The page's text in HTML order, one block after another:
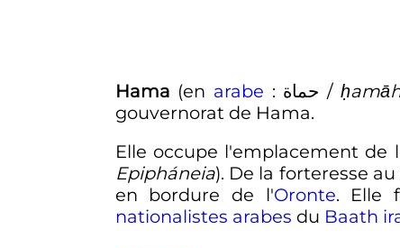
Hama (en arabe : حماة /
gouvernorat de Hama.
Elle occupe l'emplacement de
Epipháneia). De la forteresse
en bordure de l'Oronte. Elle
nationalistes arabes du Baath